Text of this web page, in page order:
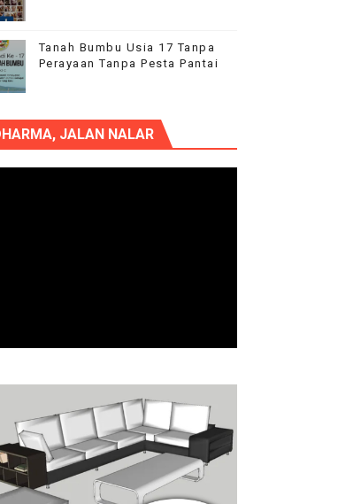
Tanah Bumbu Usia 17 Tanpa
Perayaan Tanpa Pesta Pantai
JALAN NALAR